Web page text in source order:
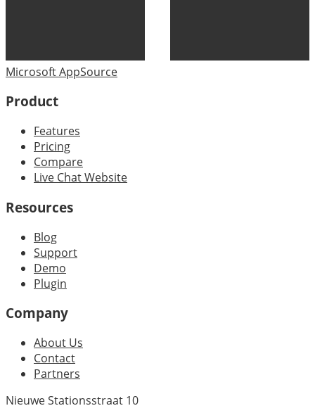
Microsoft AppSource
Product
Features
Pricing
Compare
Live Chat Website
Resources
Blog
Support
Demo
Plugin
Company
About Us
Contact
Partners
Nieuwe Stationsstraat 10